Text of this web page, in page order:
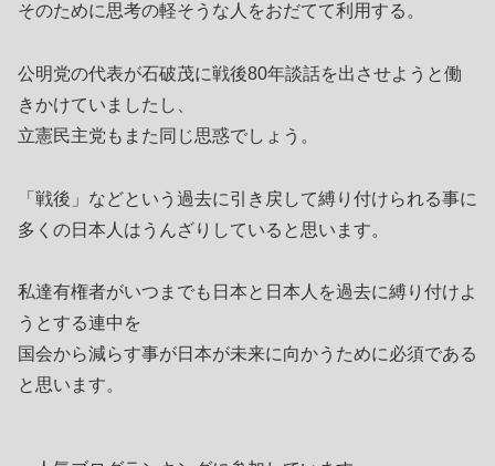
そのために思考の軽そうな人をおだてて利用する。
公明党の代表が石破茂に戦後80年談話を出させようと働
きかけていましたし、
立憲民主党もまた同じ思惑でしょう。
「戦後」などという過去に引き戻して縛り付けられる事に
多くの日本人はうんざりしていると思います。
私達有権者がいつまでも日本と日本人を過去に縛り付けよ
うとする連中を
国会から減らす事が日本が未来に向かうために必須である
と思います。